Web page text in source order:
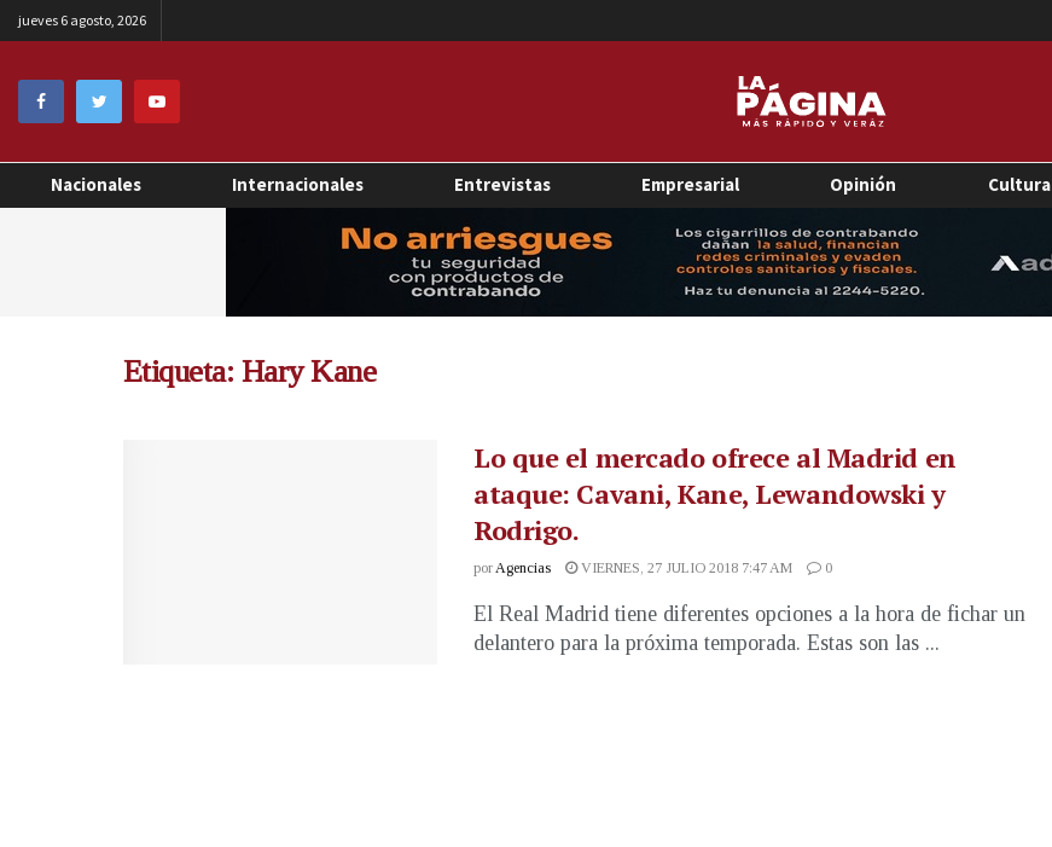
jueves 6 agosto, 2026
Nacionales Internacionales Entrevistas Empresarial Opinión Cultura
Etiqueta: Hary Kane
Lo que el mercado ofrece al Madrid en
ataque: Cavani, Kane, Lewandowski y
Rodrigo.
porAgencias VIERNES, 27 JULIO 2018 7:47 AM 0
El Real Madrid tiene diferentes opciones a la hora de fichar un
delantero para la próxima temporada. Estas son las ...